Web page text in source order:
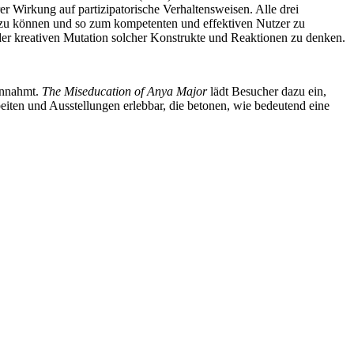
Wirkung auf partizipatorische Verhaltensweisen. Alle drei
können und so zum kompetenten und effektiven Nutzer zu
kreativen Mutation solcher Konstrukte und Reaktionen zu denken.
The Miseducation of Anya Majorlädt Besucher dazu ein,
und Ausstellungen erlebbar, die betonen, wie bedeutend eine